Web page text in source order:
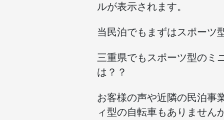
ルが表示されます。
当民泊でもまずはスポーツ
三重県でもスポーツ型のミ
は？？
お客様の声や近隣の民泊事
ィ型の自転車もありません